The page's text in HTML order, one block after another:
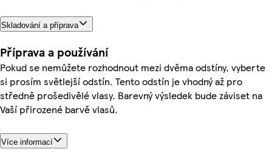
Skladování a příprava
Příprava a používání
Pokud se nemůžete rozhodnout mezi dvěma odstíny, vyberte
si prosím světlejší odstín. Tento odstín je vhodný až pro
středně prošedivělé vlasy. Barevný výsledek bude záviset na
Vaší přirozené barvě vlasů.
Více informací